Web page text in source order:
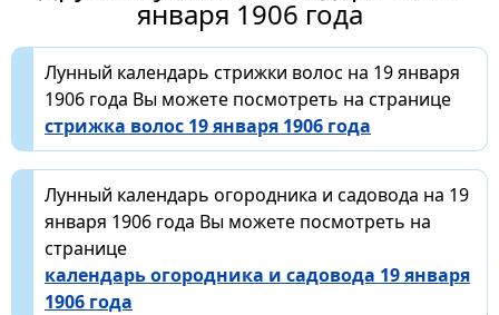
января 1906 года
Лунный календарь стрижки волос на 19 января
1906 года Вы можете посмотреть на странице
стрижка волос 19 января 1906 года
Лунный календарь огородника и садовода на 19
января 1906 года Вы можете посмотреть на
странице
календарь огородника и садовода 19 января
1906 года